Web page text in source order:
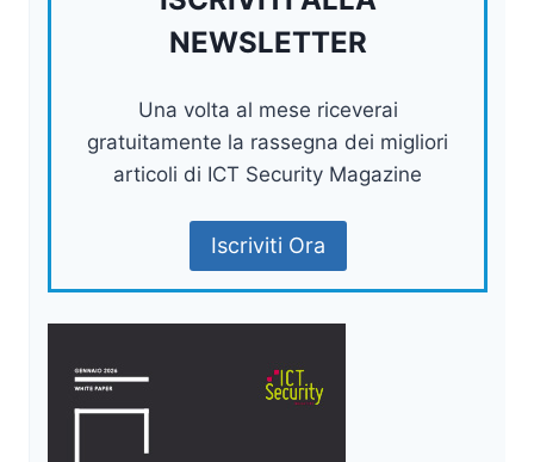
NEWSLETTER
Una volta al mese riceverai
gratuitamente la rassegna dei migliori
articoli di ICT Security Magazine
Iscriviti Ora